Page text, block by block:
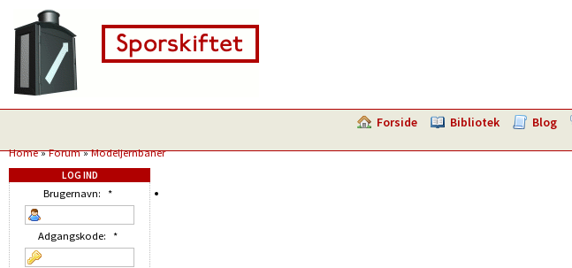
Forside Bibliotek Blog
Home»Forum»Modeljernbaner
LOG IND
Brugernavn: *
Adgangskode: *